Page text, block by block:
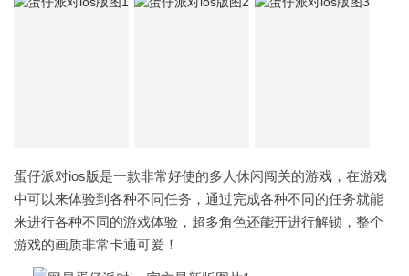
蛋仔派对ios版是一款非常好使的多人休闲闯关的游戏，在游戏
中可以来体验到各种不同任务，通过完成各种不同的任务就能
来进行各种不同的游戏体验，超多角色还能开进行解锁，整个
游戏的画质非常卡通可爱！